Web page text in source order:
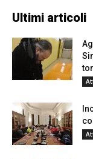
Ultimi articoli